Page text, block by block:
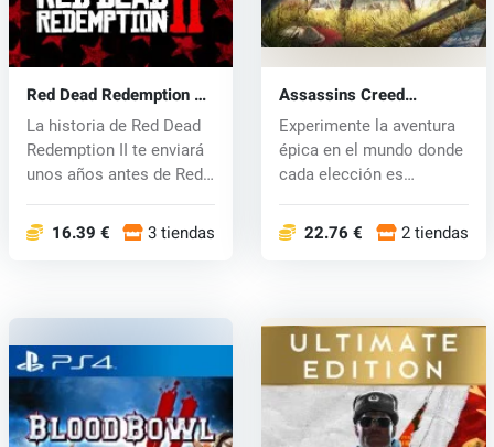
Red Dead Redemption 2
(PS4) key
La historia de Red Dead
Redemption II te enviará
unos años antes de Red
16.39 € 3 tiendas
Assassins Creed
Odyssey (PS4) key
Experimente la aventura
épica en el mundo donde
cada elección es
22.76 € 2 tiendas